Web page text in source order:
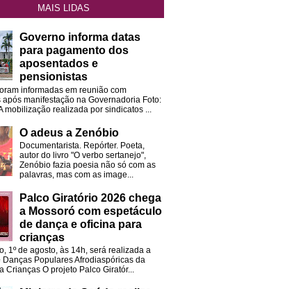
MAIS LIDAS
Governo informa datas
para pagamento dos
aposentados e
pensionistas
informadas em reunião com
após manifestação na Governadoria Foto:
mobilização realizada por sindicatos ...
O adeus a Zenóbio
Documentarista. Repórter. Poeta,
autor do livro "O verbo sertanejo",
Zenóbio fazia poesia não só com as
palavras, mas com as image...
Palco Giratório 2026 chega
a Mossoró com espetáculo
de dança e oficina para
crianças
1º de agosto, às 14h, será realizada a
Danças Populares Afrodiaspóricas da
Crianças O projeto Palco Giratór...